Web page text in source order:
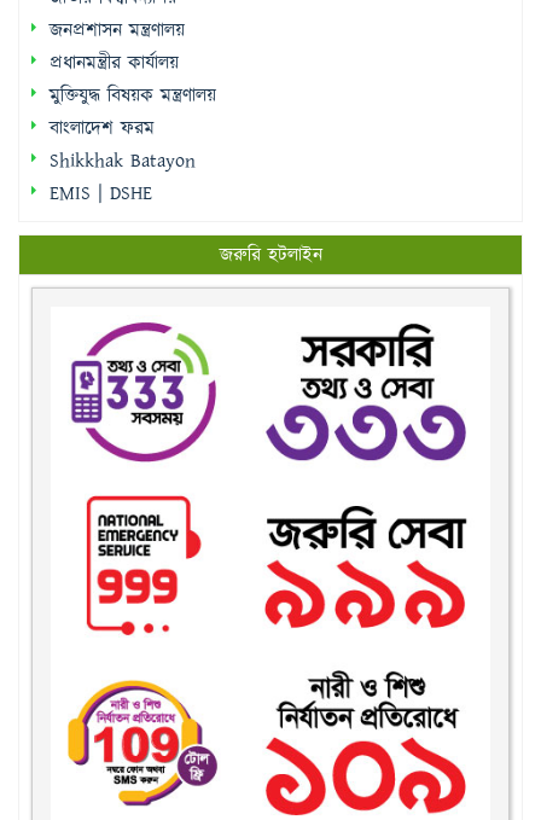
জনপ্রশাসন মন্ত্রণালয়
প্রধানমন্ত্রীর কার্যালয়
মুক্তিযুদ্ধ বিষয়ক মন্ত্রণালয়
বাংলাদেশ ফরম
Shikkhak Batayon
EMIS | DSHE
জরুরি হটলাইন